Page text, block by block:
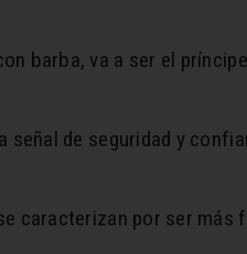
barba, va a ser el
señal de seguridad y
caracterizan por ser más